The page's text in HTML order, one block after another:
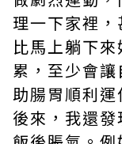
理一下家裡
比馬上躺下
累，至少會
助腸胃順利運
後來，我還